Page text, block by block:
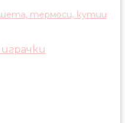
термоси, кутии